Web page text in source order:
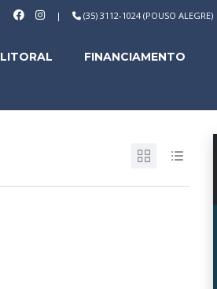
| (35) 3112-1024 (POUSO ALEGRE)
LITORAL FINANCIAMENTO